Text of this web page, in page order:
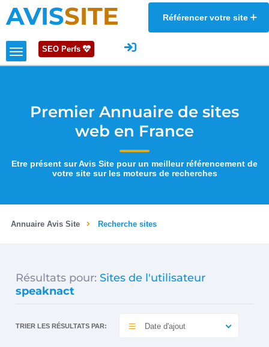
AVISSITE Référencer votre site
SEO Perfs
Premier Annuaire de sites
web en France
Etre présent sur Avis Site pour un meilleur référencement de
votre site sur les moteurs de recherches
Annuaire Avis Site Recherche sites
Résultats pour: Sites de l'utilisateur
speaknact
TRIER LES RÉSULTATS PAR: Date d'ajout